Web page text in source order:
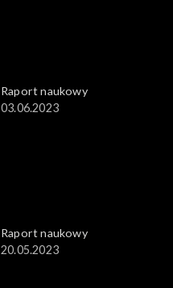
Raport naukowy
03.06.2023
Raport naukowy
20.05.2023